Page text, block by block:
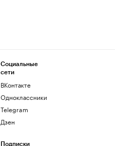
Социальные
сети
ВКонтакте
Одноклассники
Telegram
Дзен
Подписки